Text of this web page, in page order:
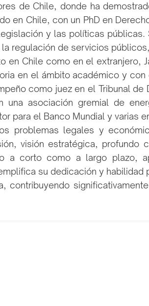
de Chile, donde ha
en Chile, con un PhD en
y las políticas
regulación de servicios
en Chile como en el extranjero,
en el ámbito académico y
como juez en el Tribunal
asociación gremial de
para el Banco Mundial y varias
problemas legales y
visión estratégica,
a corto como a largo plazo,
su dedicación y
contribuyendo